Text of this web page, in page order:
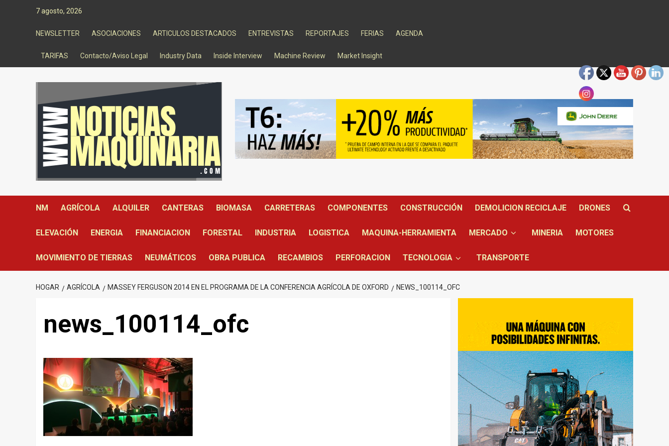
7 agosto, 2026
NEWSLETTER ASOCIACIONES ARTICULOS DESTACADOS ENTREVISTAS REPORTAJES FERIAS AGENDA
TARIFAS Contacto/Aviso Legal Industry Data Inside Interview Machine Review Market Insight
NM AGRÍCOLA ALQUILER CANTERAS BIOMASA CARRETERAS COMPONENTES CONSTRUCCIÓN DEMOLICION RECICLAJE DRONES
ELEVACIÓN ENERGIA FINANCIACION FORESTAL INDUSTRIA LOGISTICA MAQUINA-HERRAMIENTA MERCADO MINERIA MOTORES
MOVIMIENTO DE TIERRAS NEUMÁTICOS OBRA PUBLICA RECAMBIOS PERFORACION TECNOLOGIA TRANSPORTE
HOGAR AGRÍCOLA MASSEY FERGUSON 2014 EN EL PROGRAMA DE LA CONFERENCIA AGRÍCOLA DE OXFORD NEWS_100114_OFC
news_100114_ofc